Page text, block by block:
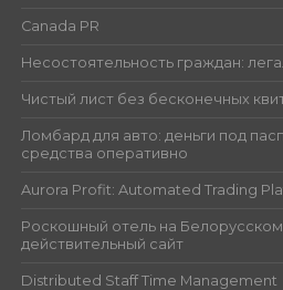
Canada PR
Несостоятельность граждан:
Чистый лист без бесконечных
Ломбард для авто: деньги под
средства оперативно
Aurora Profit: Automated Trading
Роскошный отель на
действительный сайт
Distributed Staff Time Management